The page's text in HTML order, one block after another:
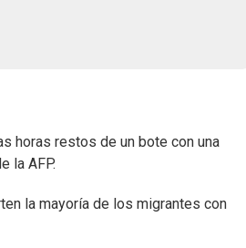
horas restos de un bote con una
la AFP.
la mayoría de los migrantes con